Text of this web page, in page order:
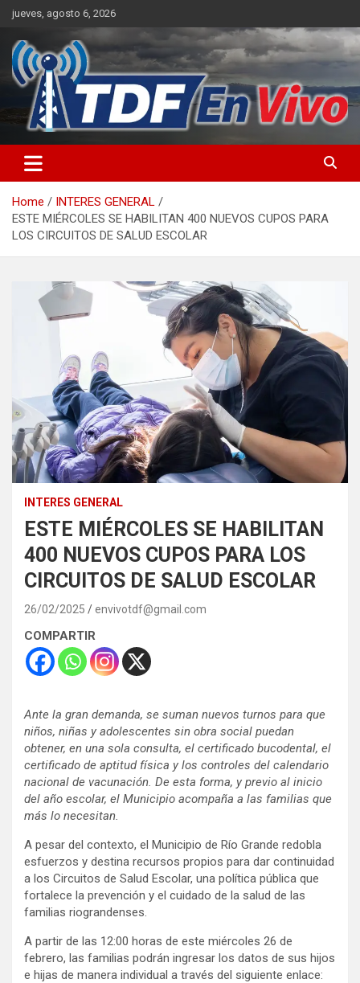
Skip
content
jueves, agosto 6, 2026
Home
INTERES GENERAL
ESTE MIÉRCOLES SE HABILITAN 400 NUEVOS CUPOS PARA
LOS CIRCUITOS DE SALUD ESCOLAR
INTERES GENERAL
ESTE MIÉRCOLES SE HABILITAN
400 NUEVOS CUPOS PARA LOS
CIRCUITOS DE SALUD ESCOLAR
26/02/2025 envivotdf@gmail.com
COMPARTIR
Ante la gran demanda, se suman nuevos turnos para que
niños, niñas y adolescentes sin obra social puedan
obtener, en una sola consulta, el certificado bucodental, el
certificado de aptitud física y los controles del calendario
nacional de vacunación. De esta forma, y previo al inicio
del año escolar, el Municipio acompaña a las familias que
más lo necesitan.
A pesar del contexto, el Municipio de Río Grande redobla
esfuerzos y destina recursos propios para dar continuidad
a los Circuitos de Salud Escolar, una política pública que
fortalece la prevención y el cuidado de la salud de las
familias riograndenses.
A partir de las 12:00 horas de este miércoles 26 de
febrero, las familias podrán ingresar los datos de sus hijos
e hijas de manera individual a través del siguiente enlace: